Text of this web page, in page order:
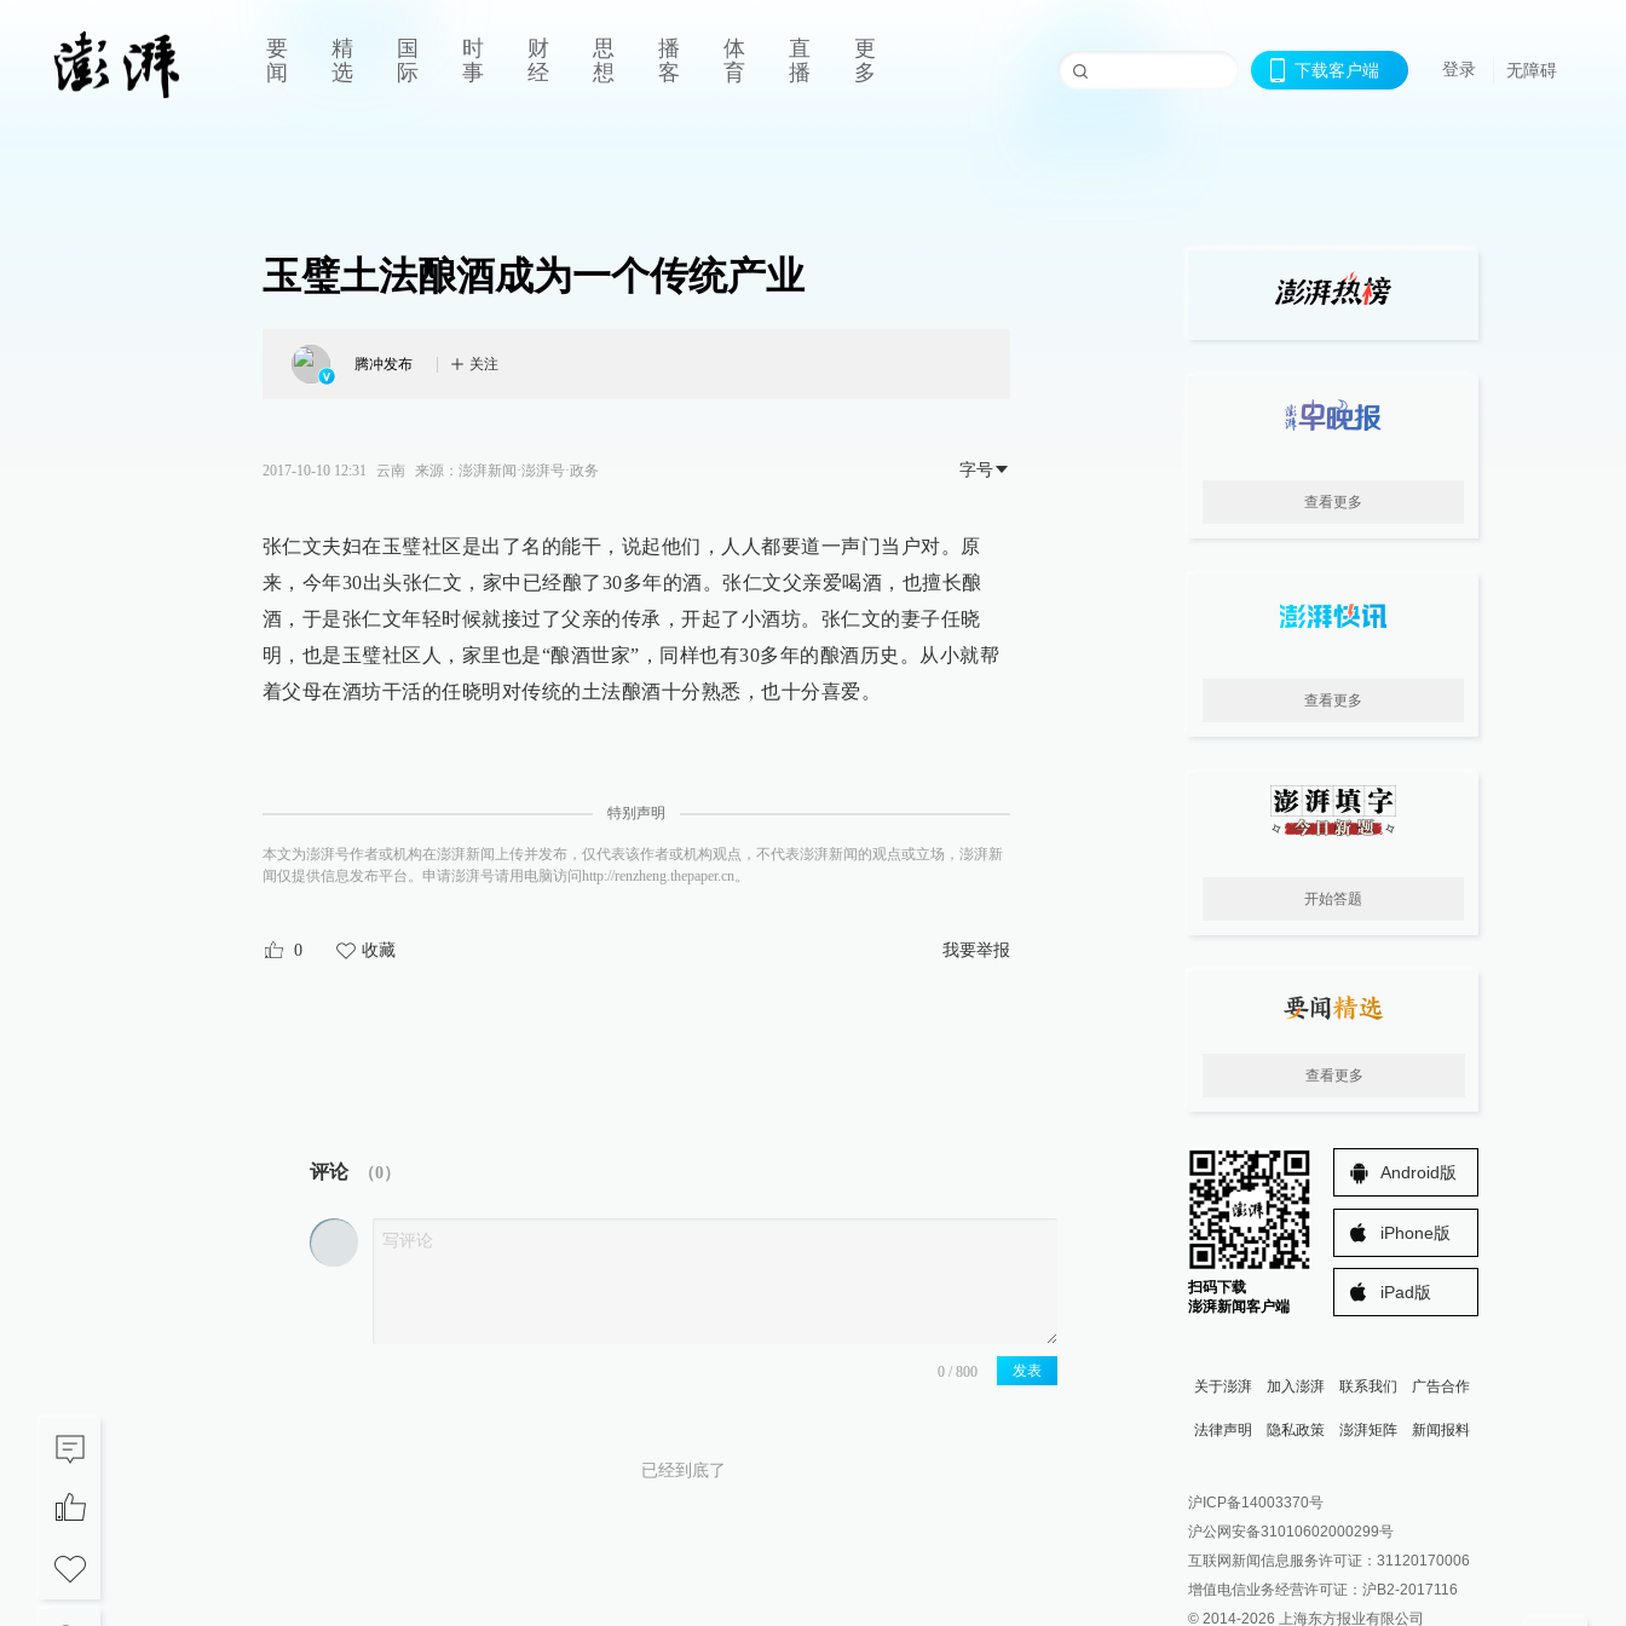
要
闻
精
选
国
际
时
事
财
经
思
想
播
客
体
育
直
播
更
多
下载客户端 登录 无障碍
玉璧土法酿酒成为一个传统产业
腾冲发布 关注
2017-10-10 12:31 云南 来源： 澎湃新闻·澎湃号·政务 字号
张仁文夫妇在玉璧社区是出了名的能干，说起他们，人人都要道一声门当户对。原
来，今年30出头张仁文，家中已经酿了30多年的酒。张仁文父亲爱喝酒，也擅长酿
酒，于是张仁文年轻时候就接过了父亲的传承，开起了小酒坊。张仁文的妻子任晓
明，也是玉璧社区人，家里也是“酿酒世家”，同样也有30多年的酿酒历史。从小就帮
着父母在酒坊干活的任晓明对传统的土法酿酒十分熟悉，也十分喜爱。
特别声明
本文为澎湃号作者或机构在澎湃新闻上传并发布，仅代表该作者或机构观点，不代表澎湃新闻的观点或立场，澎湃新
闻仅提供信息发布平台。申请澎湃号请用电脑访问http://renzheng.thepaper.cn。
0 收藏 我要举报
评论 （0）
发表
已经到底了
查看更多
查看更多
开始答题
查看更多
扫码下载
澎湃新闻客户端
Android版
iPhone版
iPad版
关于澎湃 加入澎湃 联系我们 广告合作
法律声明 隐私政策 澎湃矩阵
澎湃新闻公众号
澎湃新闻抖音号
派生万物开放平台
IP SHANGHAI
新闻报料
报料邮箱: news@thepaper.cn
沪ICP备14003370号
沪公网安备31010602000299号
互联网新闻信息服务许可证：31120170006
增值电信业务经营许可证：沪B2-2017116
© 2014-2026 上海东方报业有限公司